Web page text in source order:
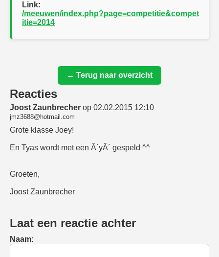
Link:
/meeuwen/index.php?page=competitie&compet
itie=2014
← Terug naar overzicht
Reacties
Joost Zaunbrecher op 02.02.2015 12:10
jmz3688@hotmail.com
Grote klasse Joey!
En Tyas wordt met een Â´yÂ´ gespeld ^^
Groeten,
Joost Zaunbrecher
Laat een reactie achter
Naam: